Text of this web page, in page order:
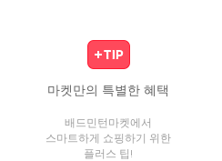
마켓만의 특별한 혜택
배드민턴마켓에서
스마트하게 쇼핑하기 위한
플러스 팁!